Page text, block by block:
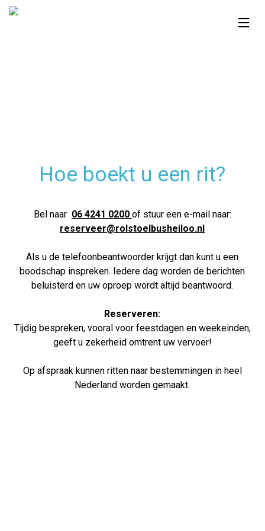
Hoe boekt u een rit?
Bel naar 06 4241 0200 of stuur een e-mail naar:
reserveer@rolstoelbusheiloo.nl
Als u de telefoonbeantwoorder krijgt dan kunt u een
boodschap inspreken. Iedere dag worden de berichten
beluisterd en uw oproep wordt altijd beantwoord.
Reserveren:
Tijdig bespreken, vooral voor feestdagen en weekeinden,
geeft u zekerheid omtrent uw vervoer!
Op afspraak kunnen ritten naar bestemmingen in heel
Nederland worden gemaakt.